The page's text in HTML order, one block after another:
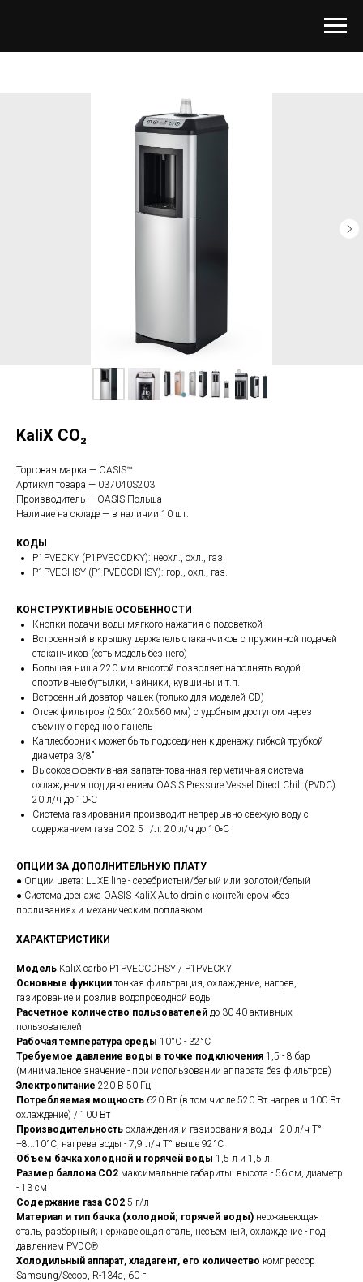
KaliX CO₂
Торговая марка — OASIS™
Артикул товара — 037040S203
Производитель — OASIS Польша
Наличие на складе — в наличии 10 шт.
КОДЫ
P1PVECKY (P1PVECCDKY): неохл., охл., газ.
P1PVECHSY (P1PVECCDHSY): гор., охл., газ.
КОНСТРУКТИВНЫЕ ОСОБЕННОСТИ
Кнопки подачи воды мягкого нажатия с подсветкой
Встроенный в крышку держатель стаканчиков с пружинной подачей
стаканчиков (есть модель без него)
Большая ниша 220 мм высотой позволяет наполнять водой
спортивные бутылки, чайники, кувшины и т.п.
Встроенный дозатор чашек (только для моделей CD)
Отсек фильтров (260х120х560 мм) с удобным доступом через
съемную переднюю панель
Каплесборник может быть подсоединен к дренажу гибкой трубкой
диаметра 3/8"
Высокоэффективная запатентованная герметичная система
охлаждения под давлением OASIS Pressure Vessel Direct Chill (PVDC).
20 л/ч до 10◦С
Система газирования производит непрерывно свежую воду с
содержанием газа CO2 5 г/л. 20 л/ч до 10◦С
ОПЦИИ ЗА ДОПОЛНИТЕЛЬНУЮ ПЛАТУ
● Опции цвета: LUXE line - серебристый/белый или золотой/белый
● Система дренажа OASIS KaliX Auto drain с контейнером «без
проливания» и механическим поплавком
ХАРАКТЕРИСТИКИ
Модель KaliX carbo P1PVECCDHSY / P1PVECKY
Основные функции тонкая фильтрация, охлаждение, нагрев,
газирование и розлив водопроводной воды
Расчетное количество пользователей до 30-40 активных
пользователей
Рабочая температура среды 10°C - 32°C
Требуемое давление воды в точке подключения 1,5 - 8 бар
(минимальное значение - при использовании аппарата без фильтров)
Электропитание 220 В 50 Гц
Потребляемая мощность 620 Вт (в том числе 520 Вт нагрев и 100 Вт
охлаждение) / 100 Вт
Производительность охлаждения и газирования воды - 20 л/ч Т°
+8...10°С, нагрева воды - 7,9 л/ч Т° выше 92°C
Объем бачка холодной и горячей воды 1,5 л и 1,5 л
Размер баллона CO2 максимальные габариты: высота - 56 см, диаметр
- 13 см
Содержание газа CO2 5 г/л
Материал и тип бачка (холодной; горячей воды) нержавеющая
сталь, разборный; нержавеющая сталь, несъемный, охлаждение - под
давлением PVDC℗
Холодильный аппарат, хладагент, его количество компрессор
Samsung/Secop, R-134a, 60 г